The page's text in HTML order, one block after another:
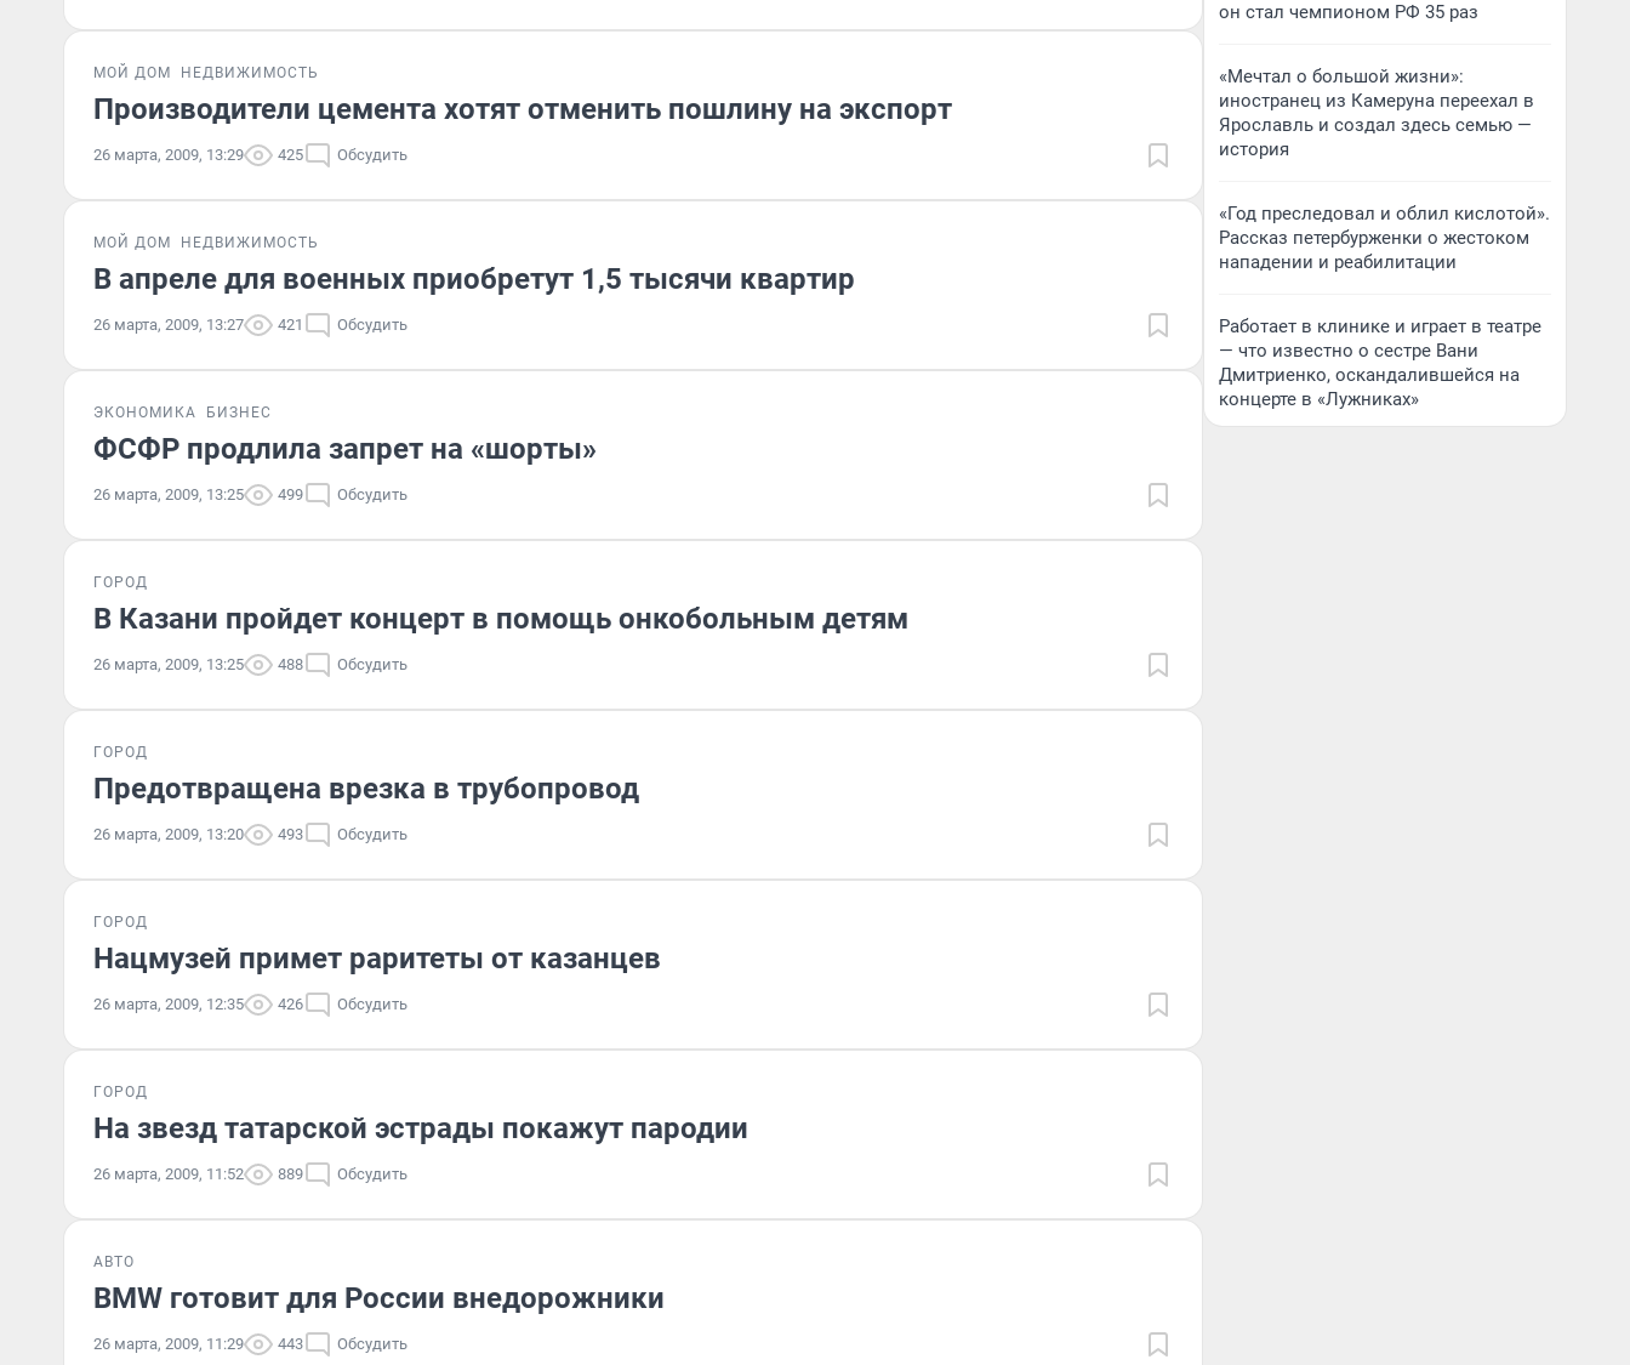
МОЙ ДОМ НЕДВИЖИМОСТЬ
Производители цемента хотят отменить пошлину на экспорт
26 марта, 2009, 13:29 425 Обсудить
МОЙ ДОМ НЕДВИЖИМОСТЬ
В апреле для военных приобретут 1,5 тысячи квартир
26 марта, 2009, 13:27 421 Обсудить
ЭКОНОМИКА БИЗНЕС
ФСФР продлила запрет на «шорты»
26 марта, 2009, 13:25 499 Обсудить
ГОРОД
В Казани пройдет концерт в помощь онкобольным детям
26 марта, 2009, 13:25 488 Обсудить
ГОРОД
Предотвращена врезка в трубопровод
26 марта, 2009, 13:20 493 Обсудить
ГОРОД
Нацмузей примет раритеты от казанцев
26 марта, 2009, 12:35 426 Обсудить
ГОРОД
На звезд татарской эстрады покажут пародии
26 марта, 2009, 11:52 889 Обсудить
АВТО
BMW готовит для России внедорожники
26 марта, 2009, 11:29 443 Обсудить
он стал чемпионом РФ 35 раз
«Мечтал о большой жизни»:
иностранец из Камеруна переехал в
Ярославль и создал здесь семью —
история
«Год преследовал и облил кислотой».
Рассказ петербурженки о жестоком
нападении и реабилитации
Работает в клинике и играет в театре
— что известно о сестре Вани
Дмитриенко, оскандалившейся на
концерте в «Лужниках»